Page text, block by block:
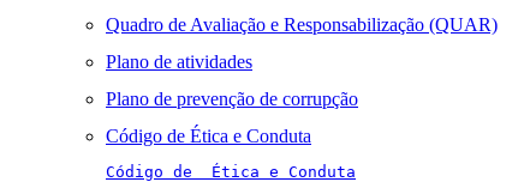
Quadro de Avaliação e Responsabilização (QUAR)
Plano de atividades
Plano de prevenção de corrupção
Código de Ética e Conduta
Código de  Ética e Conduta